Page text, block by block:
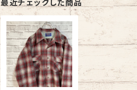
最近チェックした商品